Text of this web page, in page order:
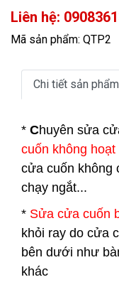
Liên hệ:
Mã sản phẩm: QTP2
Chi tiết sản phẩm
* Chuyên sửa
cuốn không hoạt
cửa cuốn không
chạy ngắt...
* Sửa cửa cuốn
khỏi ray do cửa
bên dưới như
khác